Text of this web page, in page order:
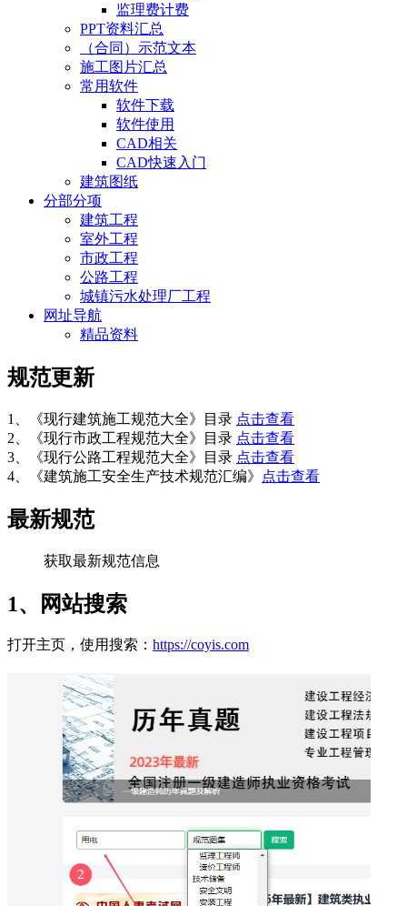
监理费计费
PPT资料汇总
（合同）示范文本
施工图片汇总
常用软件
软件下载
软件使用
CAD相关
CAD快速入门
建筑图纸
分部分项
建筑工程
室外工程
市政工程
公路工程
城镇污水处理厂工程
网址导航
精品资料
规范更新
1、《现行建筑施工规范大全》目录 点击查看
2、《现行市政工程规范大全》目录 点击查看
3、《现行公路工程规范大全》目录 点击查看
4、《建筑施工安全生产技术规范汇编》
点击查看
最新规范
获取最新规范信息
1、网站搜索
打开主页，使用搜索： https://coyis.com